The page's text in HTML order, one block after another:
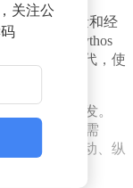
的技术较量和经
特别是像Mythos
的工业化时代，使
分析道。
迎来集中爆发。
防御的迫切需
转向更加主动、纵
的能力。
关注公